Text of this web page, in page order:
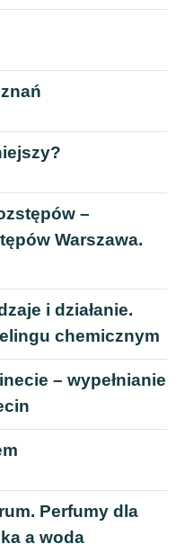
–
Warszawa.
i działanie.
chemicznym
– wypełnianie
Perfumy dla
a woda